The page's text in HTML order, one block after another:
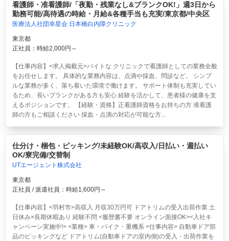
看護師・准看護師/「夜勤・残業なし&ブランクOK!」週3日から
勤務可能/高待遇の時給・月給&各種手当も充実/東京都/中央区
医療法人社団幸星会 日本橋白内障クリニック
東京都
正社員：時給2,000円～
【仕事内容】<求人掲載元>バイトな クリニックで看護師としての業務全般
をお任せします。 具体的な業務内容は、点滴や採血、問診など。 シンプ
ルな業務が多く、落ち着いた環境で働けます。 サポート体制も充実してい
るため、長いブランクがある方も安心 経験を活かして、患者様の健康を支
えるポジションです。 【経験・資格】正看護師資格をお持ちの方 准看護
師の方もご相談ください 採血・点滴の対応が可能な方...
仕分け・梱包・ピッキング/未経験OK/高収入/日払い・週払い
OK/寮完備/交替制
UTエージェント株式会社
東京都
正社員 / 派遣社員：時給1,600円～
【仕事内容】<羽村市>高収入 月収30万円可 ドアトリムの受入出荷作業 土
日休み×長期休暇あり 経験不問 <履歴書不要 オンライン面接OK><入社キ
ャンペーン実施中!> <業種> 車・バイク・重機系 <仕事内容> 自動車ドア部
品のピッキングなど ドアトリム(自動車ドアの室内側)の受入・出荷作業を